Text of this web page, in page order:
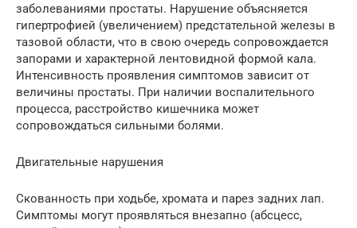
заболеваниями простаты. Нарушение объясняется
гипертрофией (увеличением) предстательной железы в
тазовой области, что в свою очередь сопровождается
запорами и характерной лентовидной формой кала.
Интенсивность проявления симптомов зависит от
величины простаты. При наличии воспалительного
процесса, расстройство кишечника может
сопровождаться сильными болями.
Двигательные нарушения
Скованность при ходьбе, хромата и парез задних лап.
Симптомы могут проявляться внезапно (абсцесс,